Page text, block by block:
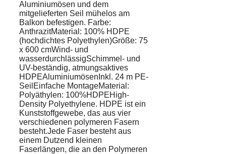
Aluminiumösen und dem
mitgelieferten Seil mühelos am
Balkon befestigen. Farbe:
AnthrazitMaterial: 100% HDPE
(hochdichtes Polyethylen)Größe: 75
x 600 cmWind- und
wasserdurchlässigSchimmel- und
UV-beständig, atmungsaktives
HDPEAluminiumösenInkl. 24 m PE-
SeilEinfache MontageMaterial:
Polyäthylen: 100%HDPEHigh-
Density Polyethylene. HDPE ist ein
Kunststoffgewebe, das aus vier
verschiedenen polymeren Fasern
besteht.Jede Faser besteht aus
einem Dutzend kleinen
Faserlängen, die an den Polymeren